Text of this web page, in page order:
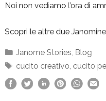
Noi non vediamo l’ora di
Scopri le altre due
Categorie
Janome Stories, Blog
Tag
cucito creativo, cucito